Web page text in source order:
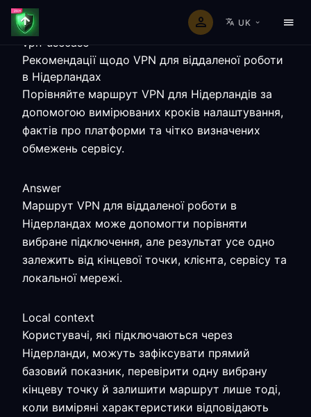
UK
vpn-usecase
Рекомендації щодо VPN для віддаленої роботи
в Нідерландах
Порівняйте маршрут VPN для Нідерландів за
допомогою вимірюваних кроків налаштування,
фактів про платформи та чітко визначених
обмежень сервісу.
Answer
Маршрут VPN для віддаленої роботи в
Нідерландах може допомогти порівняти
вибране підключення, але результат усе одно
залежить від кінцевої точки, клієнта, сервісу та
локальної мережі.
Local context
Користувачі, які підключаються через
Нідерланди, можуть зафіксувати прямий
базовий показник, перевірити одну вибрану
кінцеву точку й залишити маршрут лише тоді,
коли виміряні характеристики відповідають